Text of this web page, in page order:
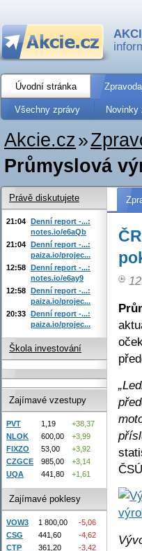
Úvodní stránka
Všechny zprávy Novinky
Akcie.cz»
Průmyslová
Právě diskutujete
21:04 Denní report -...:
notes.io/e6aQb
21:04 Denní report -...:
paiza.io/projec...
12:58 Denní report -...:
notes.io/e6ay9
12:58 Denní report -...:
paiza.io/projec...
20:33 Denní report -...:
paiza.io/projec...
Škola investování
Zajímavé vzestupy
PVT 1,19
+38,37
NLOK
600,00
+3,99
FIXZO
53,00
+3,92
CZGCE
985,00
+3,14
UQA
441,80 +1,61
Zajímavé poklesy
VOW3 1 800,00
-5,06
CSG
441,60
-4,62
CTP
361,20
-3,42